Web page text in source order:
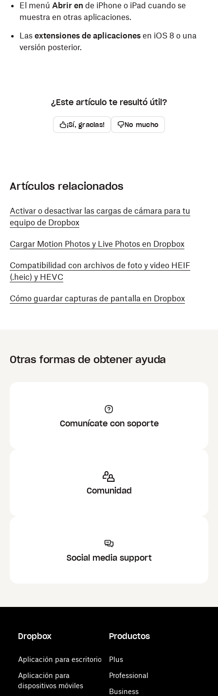
El menú Abrir en de iPhone o iPad cuando se
muestra en otras aplicaciones.
Las extensiones de aplicaciones en iOS 8 o una
versión posterior.
¿Este artículo te resultó útil?
¡Sí, gracias! No mucho
Artículos relacionados
Activar o desactivar las cargas de cámara para tu
equipo de Dropbox
Cargar Motion Photos y Live Photos en Dropbox
Compatibilidad con archivos de foto y video HEIF
(.heic) y HEVC
Cómo guardar capturas de pantalla en Dropbox
Otras formas de obtener ayuda
Comunícate con soporte
Comunidad
Social media support
Dropbox
Aplicación para escritorio
Aplicación para
dispositivos móviles
Productos
Plus
Professional
Business